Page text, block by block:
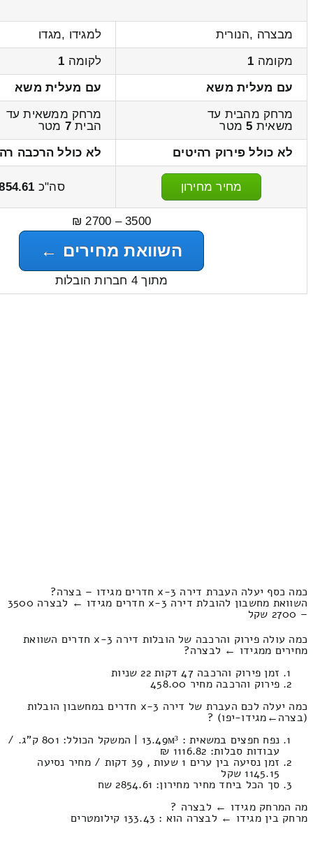
מבצרה ,הנורית
למגידו ,מגדו
מקומה 1 לקומה 1
עם מעלית משא
עם מעלית משא
מרחק מהבית עד
משאית 5מטר
מרחק ממשאית עד
הבית7 מטר
לא כולל פירוק רהיטים
לא כולל הרכבה
מחיר מחירון סה"כ
3500 – 2700 ₪
השוואת מחירים ←
מתוך 4 חברות הובלות
כמה כסף יעלה העברת דירה 3-x חדרים מגידו – בצרה?
השוואת מחשבון להובלת דירה 3-x חדרים מגידו ← לבצרה 3500
– 2700 שקל
כמה עולה פירוק והרכבה של הובלות דירה 3-x חדרים השוואת
מחירים ממגידו ← לבצרה?
זמן פירוק והרכבה 47 דקות 22 שניות
פירוק והרכבה מחיר 458.00
כמה יעלה לכם העברת של דירה 3-x חדרים במחשבון הובלות
(בצרה‎←‏מגידו-יפו) ?
נפח חפצים במשאית : 13.49м³ | המשקל הכולל: 801 ק”ג. /
עבודות סבלות: 1116.82 ₪
זמן נסיעה בין ערים 1 שעות , 39 דקות / מחיר נסיעה
1145.15 שקל
סך הכל ביחד מחיר מחירון: 2854.61 שח
מה המרחק מגידו ← לבצרה ?
מרחק בין מגידו ← לבצרה הוא : 133.43 קילומטרים